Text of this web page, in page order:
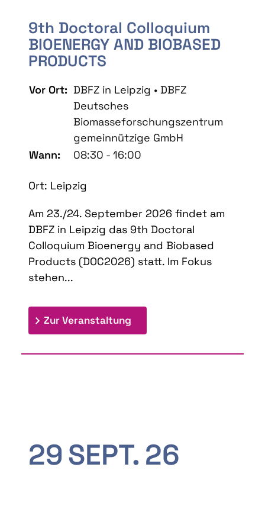
9th Doctoral Colloquium
BIOENERGY AND BIOBASED
PRODUCTS
Vor Ort: DBFZ in Leipzig • DBFZ
Deutsches
Biomasseforschungszentrum
gemeinnützige GmbH
Wann:
08:30 - 16:00
Ort: Leipzig
Am 23./24. September 2026 findet am
DBFZ in Leipzig das 9th Doctoral
Colloquium Bioenergy and Biobased
Products (DOC2026) statt. Im Fokus
stehen...
Zur Veranstaltung
29SEPT. 26